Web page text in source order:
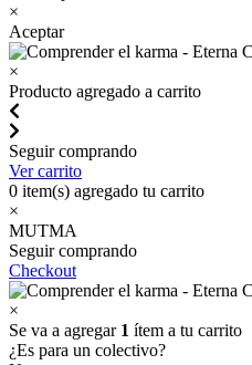
×
Aceptar
×
Producto agregado a carrito
Seguir comprando
Ver carrito
0 item(s) agregado tu carrito
×
MUTMA
Seguir comprando
Checkout
×
Se va a agregar 1 ítem a tu carrito
¿Es para un colectivo?